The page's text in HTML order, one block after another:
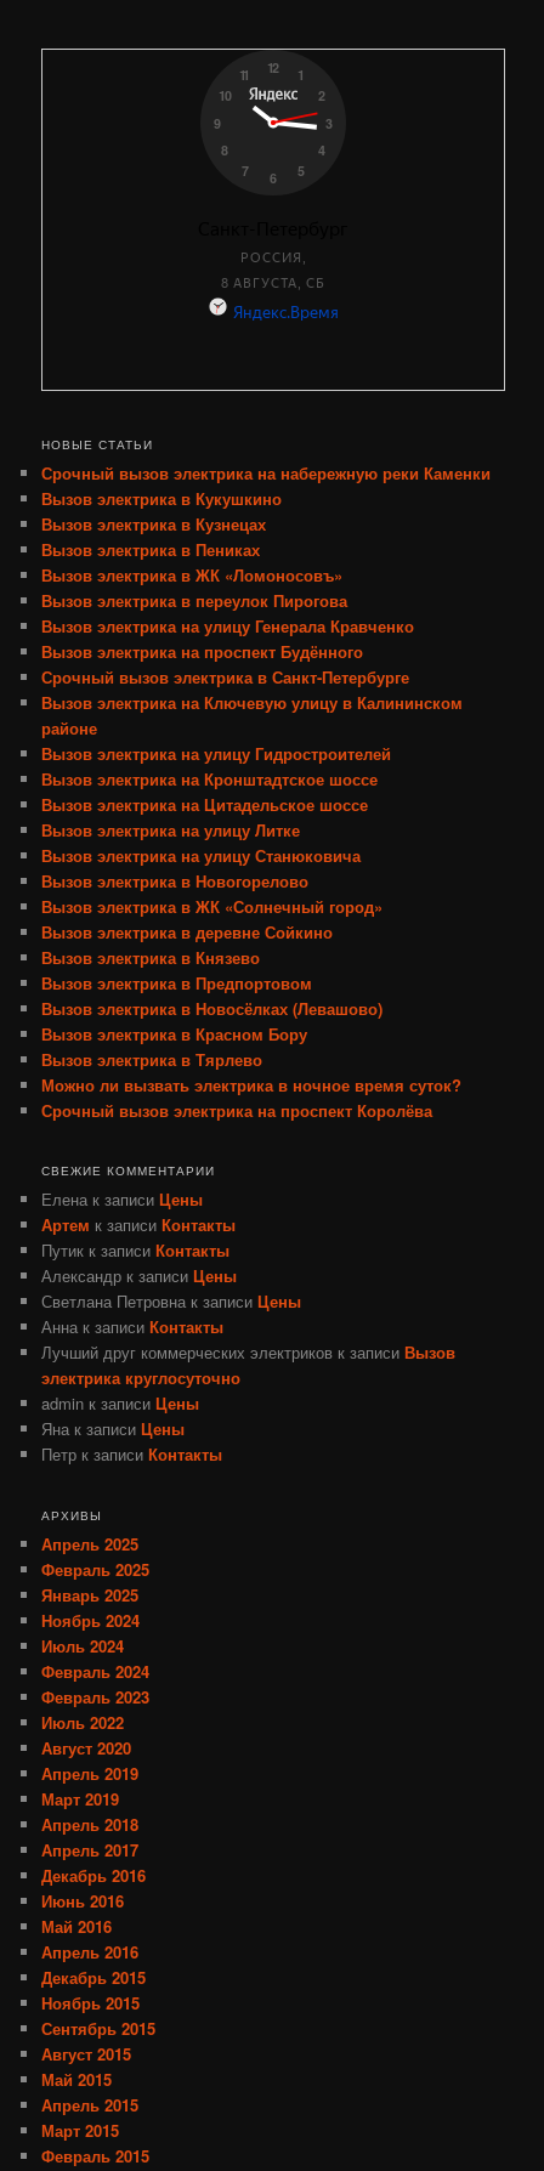
НОВЫЕ СТАТЬИ
Срочный вызов электрика на набережную реки Каменки
Вызов электрика в Кукушкино
Вызов электрика в Кузнецах
Вызов электрика в Пениках
Вызов электрика в ЖК «Ломоносовъ»
Вызов электрика в переулок Пирогова
Вызов электрика на улицу Генерала Кравченко
Вызов электрика на проспект Будённого
Срочный вызов электрика в Санкт-Петербурге
Вызов электрика на Ключевую улицу в Калининском
районе
Вызов электрика на улицу Гидростроителей
Вызов электрика на Кронштадтское шоссе
Вызов электрика на Цитадельское шоссе
Вызов электрика на улицу Литке
Вызов электрика на улицу Станюковича
Вызов электрика в Новогорелово
Вызов электрика в ЖК «Солнечный город»
Вызов электрика в деревне Сойкино
Вызов электрика в Князево
Вызов электрика в Предпортовом
Вызов электрика в Новосёлках (Левашово)
Вызов электрика в Красном Бору
Вызов электрика в Тярлево
Можно ли вызвать электрика в ночное время суток?
Срочный вызов электрика на проспект Королёва
СВЕЖИЕ КОММЕНТАРИИ
Елена к записиЦены
Артем к записиКонтакты
Путик к записиКонтакты
Александр к записиЦены
Светлана Петровна к записиЦены
Анна к записиКонтакты
Лучший друг коммерческих электриков к записиВызов
электрика круглосуточно
admin к записиЦены
Яна к записиЦены
Петр к записиКонтакты
АРХИВЫ
Апрель 2025
Февраль 2025
Январь 2025
Ноябрь 2024
Июль 2024
Февраль 2024
Февраль 2023
Июль 2022
Август 2020
Апрель 2019
Март 2019
Апрель 2018
Апрель 2017
Декабрь 2016
Июнь 2016
Май 2016
Апрель 2016
Декабрь 2015
Ноябрь 2015
Сентябрь 2015
Август 2015
Май 2015
Апрель 2015
Март 2015
Февраль 2015